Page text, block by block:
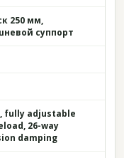
250 мм,
суппорт
fully adjustable
26-way
damping